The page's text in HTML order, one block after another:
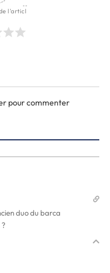
l'articl
pour commenter
duo du barca